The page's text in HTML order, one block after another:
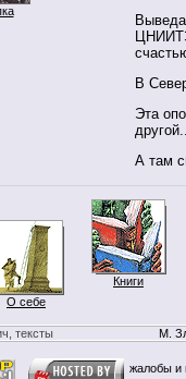
В
Эта
А там
О себе
Книги
тексты М.
жалобы и